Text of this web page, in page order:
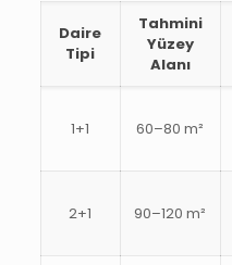
Daire
Tipi
Tahmini
Yüzey
Alanı
1+1 60–80 m²
2+1 90–120 m²